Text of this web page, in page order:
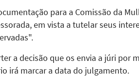
para a Comissão da
em vista a tutelar seus
a decisão que os envia a júri por
irá marcar a data do julgamento.